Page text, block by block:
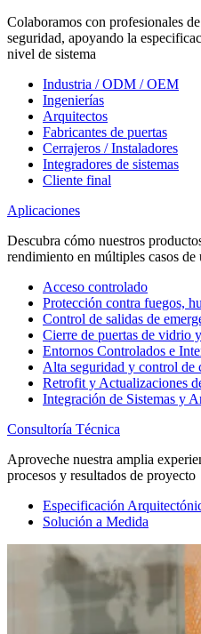
Colaboramos con profesionales
seguridad, apoyando la
nivel de sistema
Industria / ODM / OEM
Ingenierías
Arquitectos
Fabricantes de puertas
Cerrajeros / Instaladores
Integradores de sistemas
Cliente final
Aplicaciones
Descubra cómo nuestros
rendimiento en múltiples casos de
Acceso controlado
Protección contra fuegos,
Control de salidas de
Cierre de puertas de vidrio
Entornos Controlados e
Alta seguridad y control de
Retrofit y Actualizaciones
Integración de Sistemas y
Consultoría Técnica
Aproveche nuestra amplia
procesos y resultados de proyecto
Especificación
Solución a Medida